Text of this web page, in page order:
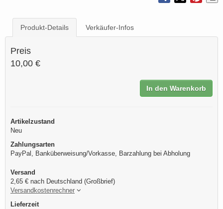
Produkt-Details Verkäufer-Infos
Preis
10,00 €
In den Warenkorb
Artikelzustand
Neu
Zahlungsarten
PayPal, Banküberweisung/Vorkasse, Barzahlung bei Abholung
Versand
2,65 € nach Deutschland (Großbrief)
Versandkostenrechner
Lieferzeit